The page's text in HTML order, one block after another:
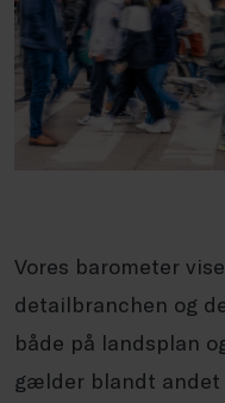
Vores barometer
detailbranchen og
både på landsplan
gælder blandt